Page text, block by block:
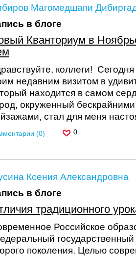
Магомедшапи
в блоге
Кванториум в
коллеги!
недавним визитом в
находится в самом
окруженный
стал для меня
(0) 0
Ксения Александровна
в блоге
традиционного
Российское
поколения. Целью